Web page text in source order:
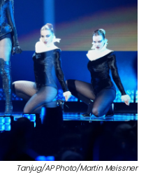
Tanjug/AP Photo/Martin Meissner